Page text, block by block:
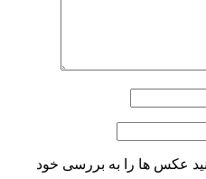
عکس ها را به بررسی خود